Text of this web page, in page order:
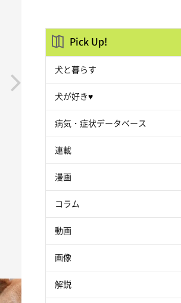
Pick Up!
犬と暮らす
犬が好き♥
病気・症状データベース
連載
漫画
コラム
動画
画像
解説